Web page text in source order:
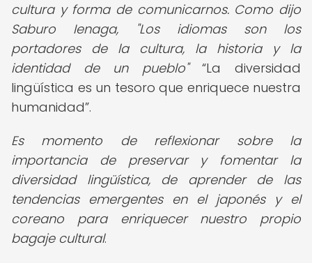
cultura y forma de comunicarnos. Como dijo
Saburo Ienaga, "Los idiomas son los
portadores de la cultura, la historia y la
identidad de un pueblo"
La diversidad
lingüística es un tesoro que enriquece nuestra
humanidad .
Es momento de reflexionar sobre la
importancia de preservar y fomentar la
diversidad lingüística, de aprender de las
tendencias emergentes en el japonés y el
coreano para enriquecer nuestro propio
bagaje cultural.